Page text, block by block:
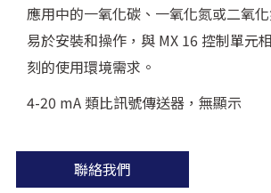
應用中的一氧化碳、一氧化氮或二氧
易於安裝和操作，與 MX 16 控制單元
刻的使用環境需求。
4-20 mA 類比訊號傳送器，無顯示
聯絡我們